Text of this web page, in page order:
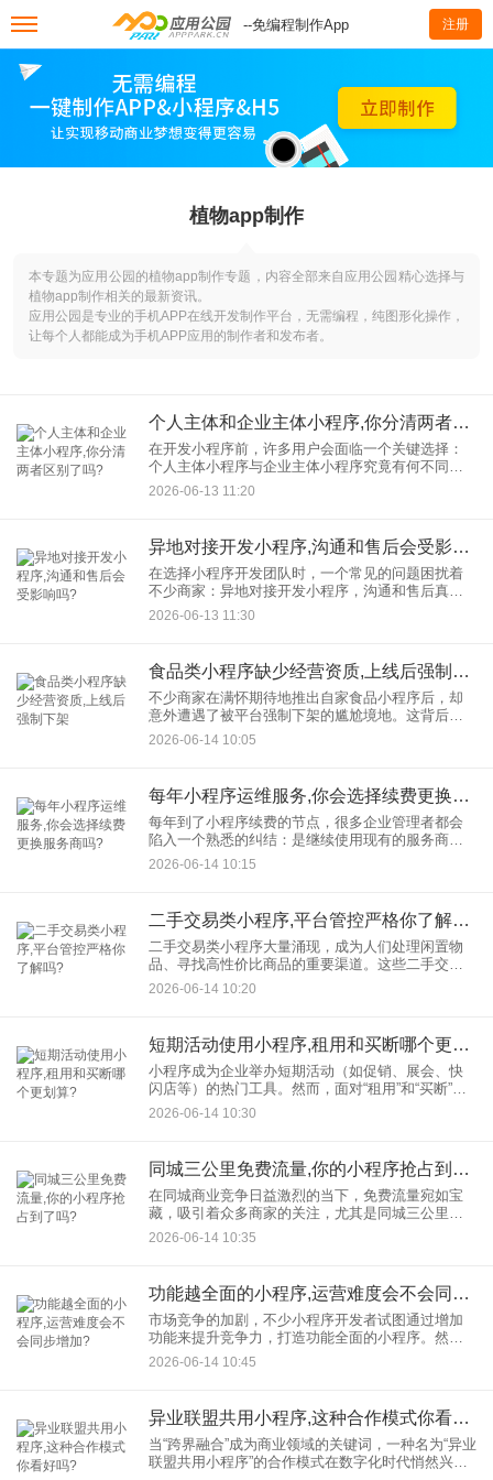
--免编程制作App 注册
植物app制作
本专题为应用公园的植物app制作专题，内容全部来自应用公园精心选择与
植物app制作相关的最新资讯。
应用公园是专业的手机APP在线开发制作平台，无需编程，纯图形化操作，
让每个人都能成为手机APP应用的制作者和发布者。
个人主体和企业主体小程序,你分清两者区别了吗?
在开发小程序前，许多用户会面临一个关键选择：
个人主体小程序与企业主体小程序究竟有何不同？
如何根据自身需求选择合适的类型？本文将从多个
维度为你全面解析。 一、注册主体与资质要求：门
2026-06-13 11:20
异地对接开发小程序,沟通和售后会受影响吗?
在选择小程序开发团队时，一个常见的问题困扰着
不少商家：异地对接开发小程序，沟通和售后真的
会受影响吗？本文将从沟通效率、售后保障等多个
维度，结合实际案例与专业建议，为您深入剖析这
2026-06-13 11:30
食品类小程序缺少经营资质,上线后强制下架
不少商家在满怀期待地推出自家食品小程序后，却
意外遭遇了被平台强制下架的尴尬境地。这背后的
关键原因往往是食品类小程序经营资质的缺失。
一、食品小程序为何需要经营资质？ 了解了食品小
2026-06-14 10:05
每年小程序运维服务,你会选择续费更换服务商吗?
每年到了小程序续费的节点，很多企业管理者都会
陷入一个熟悉的纠结：是继续使用现有的服务商，
还是趁续费的机会换一家试试？这不仅仅是预算的
问题，更关系到接下来一年小程序的稳定性、功能
2026-06-14 10:15
二手交易类小程序,平台管控严格你了解吗?
二手交易类小程序大量涌现，成为人们处理闲置物
品、寻找高性价比商品的重要渠道。这些二手交易
类小程序以其便捷性、高效性和社交属性，迅速赢
得了广大用户的青睐。然而，随着市场的不断扩
2026-06-14 10:20
短期活动使用小程序,租用和买断哪个更划算?
小程序成为企业举办短期活动（如促销、展会、快
闪店等）的热门工具。然而，面对“租用”和“买断”两
种模式，许多企业陷入选择困境：活动究竟该租小
程序还是直接买断？本文将从成本、灵活性、功能
2026-06-14 10:30
同城三公里免费流量,你的小程序抢占到了吗?
在同城商业竞争日益激烈的当下，免费流量宛如宝
藏，吸引着众多商家的关注，尤其是同城三公里范
围内的免费流量，更是商家竞相争夺的优质资源。
而同城小程序，正是商家们获取这一宝贵流量的得
2026-06-14 10:35
功能越全面的小程序,运营难度会不会同步增加?
市场竞争的加剧，不少小程序开发者试图通过增加
功能来提升竞争力，打造功能全面的小程序。然
而，一个现实的问题摆在眼前：功能全面的小程
序，运营难度会不会同步增加呢？ 功能复杂性：运
2026-06-14 10:45
异业联盟共用小程序,这种合作模式你看好吗?
当“跨界融合”成为商业领域的关键词，一种名为“异业
联盟共用小程序”的合作模式在数字化时代悄然兴